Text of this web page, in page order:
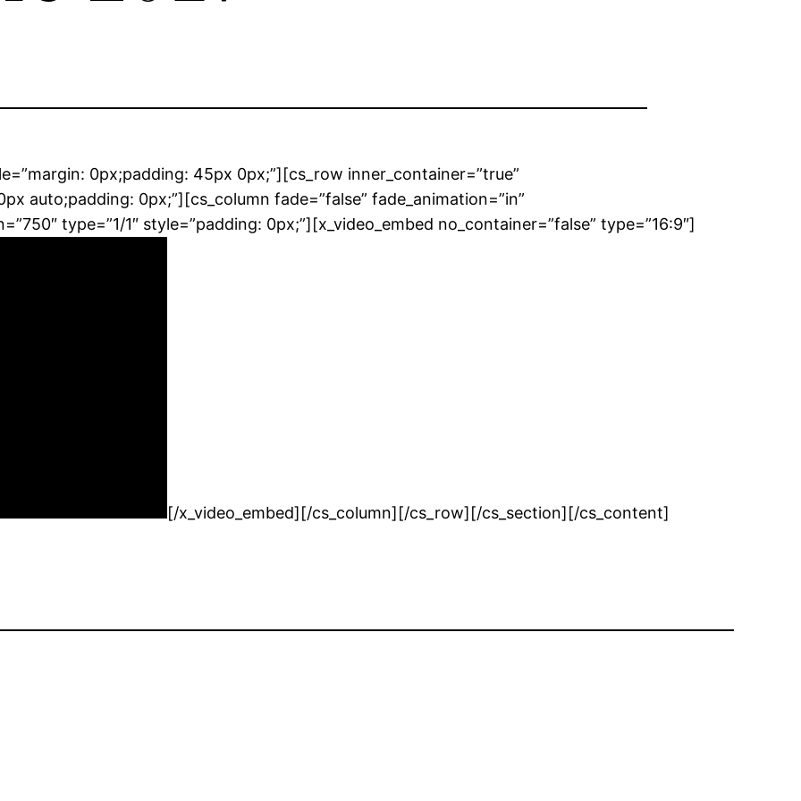
0px;padding: 45px 0px;”][cs_row inner_container=”true”
auto;padding: 0px;”][cs_column fade=”false” fade_animation=”in”
type=”1/1″ style=”padding: 0px;”][x_video_embed no_container=”false” type=”16:9″]
[/x_video_embed][/cs_column][/cs_row][/cs_section][/cs_content]